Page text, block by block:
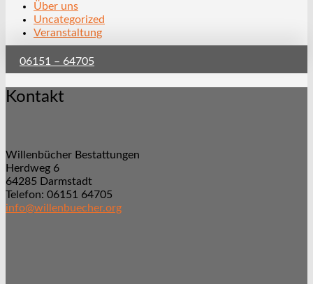
Über uns
Uncategorized
Veranstaltung
06151 – 64705
Kontakt
Willenbücher Bestattungen
Herdweg 6
64285 Darmstadt
Telefon: 06151 64705
info@willenbuecher.org